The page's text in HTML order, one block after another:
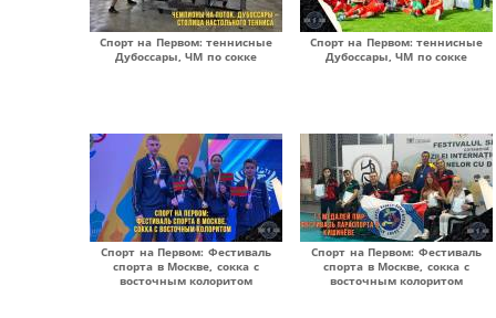
Спорт на Первом: теннисные
Дубоссары, ЧМ по сокке
Спорт на Первом: теннисные
Дубоссары, ЧМ по сокке
Спорт на Первом: Фестиваль
спорта в Москве, сокка с
восточным колоритом
Спорт на Первом: Фестиваль
спорта в Москве, сокка с
восточным колоритом